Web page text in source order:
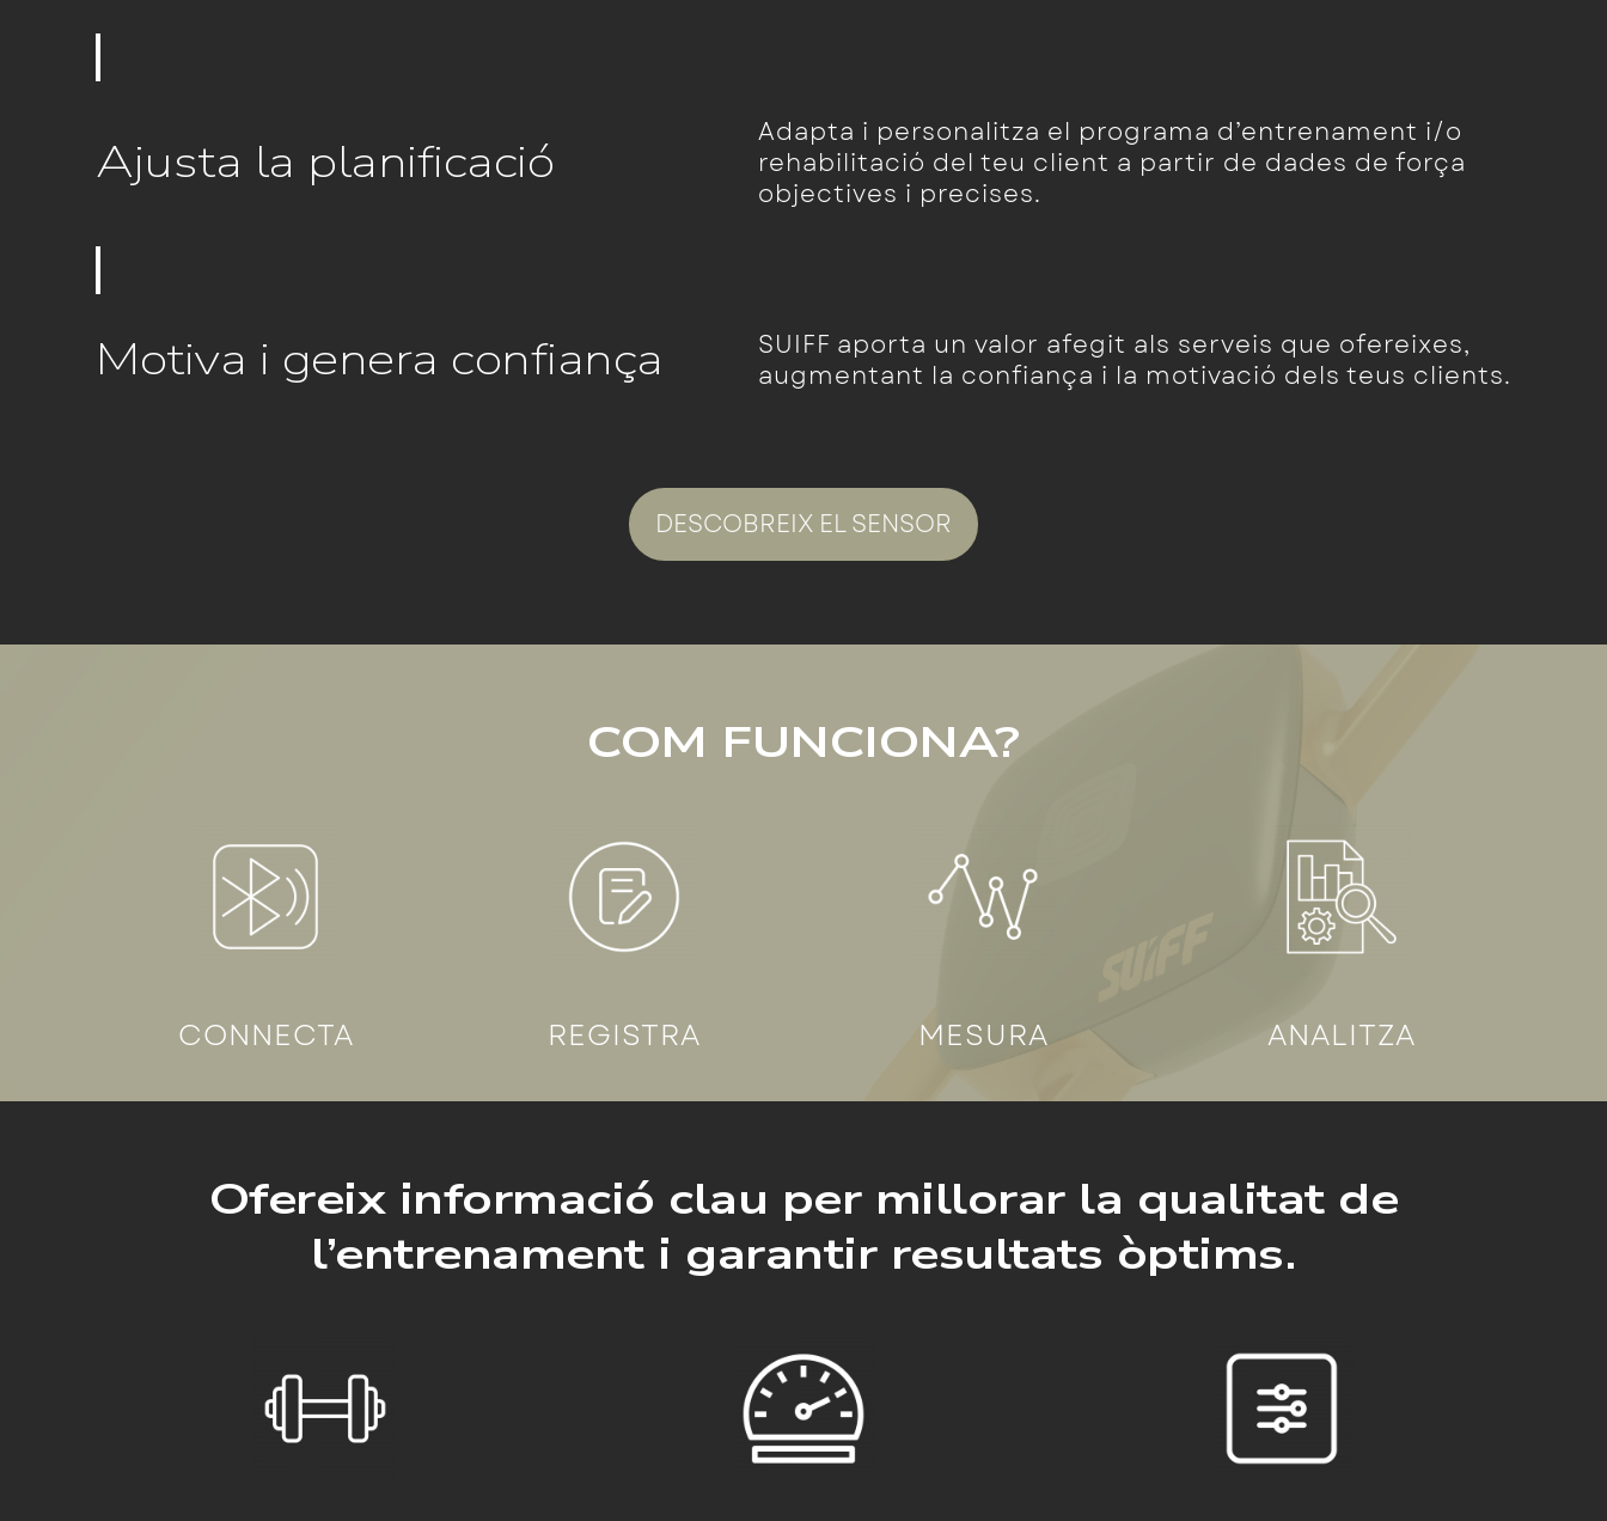
Ajusta la planificació
Adapta i personalitza el programa d’entrenament i/o
rehabilitació del teu client a partir de dades de força
objectives i precises.
Motiva i genera confiança
SUIFF aporta un valor afegit als serveis que ofereixes,
augmentant la confiança i la motivació dels teus clients.
DESCOBREIX EL SENSOR
COM FUNCIONA?
CONNECTA REGISTRA MESURA ANALITZA
Ofereix informació clau per millorar la qualitat de
l’entrenament i garantir resultats òptims.